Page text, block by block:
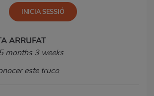
ARRUFAT
months 3 weeks
este truco